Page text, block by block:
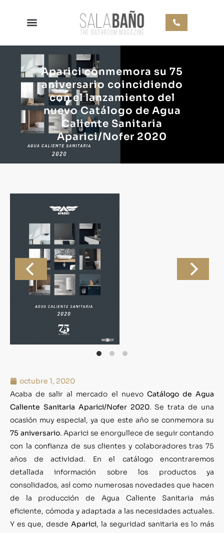
Aparici conmemora su 75
aniversario coincidiendo
con el lanzamiento del
nuevo Catálogo de Agua
Caliente Sanitaria
Aparici/Nofer 2020
octubre 1, 2020
Acaba de salir al mercado el nuevo Catálogo de Agua
Caliente Sanitaria Aparici/Nofer 2020. Se trata de una
ocasión muy especial, ya que este año se conmemora su
75 aniversario. Aparici se enorgullece de seguir contando
con la confianza de sus clientes y colaboradores tras 75
años de actividad. En el catálogo encontraremos
detallada información sobre los productos ya
consolidados, así como numerosas novedades que hacen
de la producción de Agua Caliente Sanitaria más
eficiente, cómoda y adaptada a las necesidades actuales.
Y es que, desde Aparici, la seguridad sanitaria es lo más